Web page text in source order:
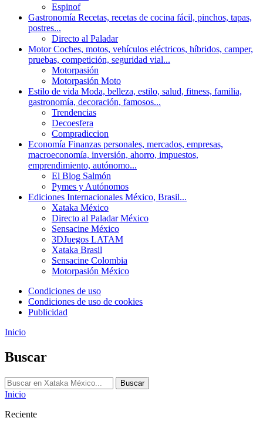
Espinof
Gastronomía Recetas, recetas de cocina fácil, pinchos, tapas,
postres...
Directo al Paladar
MotorCoches, motos, vehículos eléctricos, híbridos, camper,
pruebas, competición, seguridad vial...
Motorpasión
Motorpasión Moto
Estilo de vida Moda, belleza, estilo, salud, fitness, familia,
gastronomía, decoración, famosos...
Trendencias
Decoesfera
Compradiccion
Economía Finanzas personales, mercados, empresas,
macroeconomía, inversión, ahorro, impuestos,
emprendimiento, autónomo...
El Blog Salmón
Pymes y Autónomos
Ediciones Internacionales México, Brasil...
Xataka México
Directo al Paladar México
Sensacine México
3DJuegos LATAM
Xataka Brasil
Sensacine Colombia
Motorpasión México
Condiciones de uso
Condiciones de uso de cookies
Publicidad
Inicio
Buscar
Buscar
Inicio
Reciente